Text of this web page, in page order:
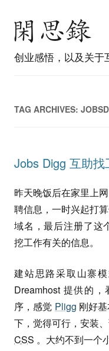
创业感悟，以及关于
TAG ARCHIVES:
Jobs Digg 互助找
昨天晚饭后在家里上
聘信息，一时兴起打
域名，最后注册了这
挖工作有关的信息。
建站思路采取山寨
Dreamhost 提供的
序，感觉 Pligg 刚好
下，觉得可行，安装
CSS 。大约不到一个